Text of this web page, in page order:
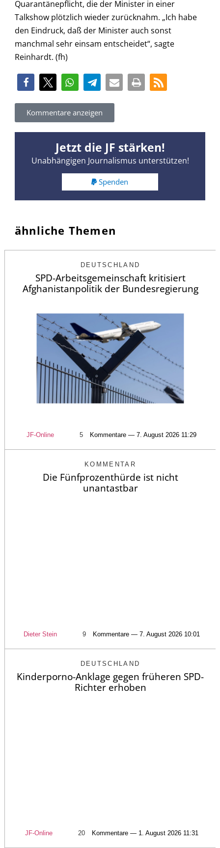
Quarantänepflicht, die der Minister in einer
Talkshow plötzlich wieder zurücknahm. „Ich habe
den Eindruck, daß der Minister auch sonst
manchmal sehr einsam entscheidet“, sagte
Reinhardt. (fh)
Kommentare anzeigen
Jetzt die JF stärken!
Unabhängigen Journalismus unterstützen!
Spenden
ähnliche Themen
DEUTSCHLAND
SPD-Arbeitsgemeinschaft kritisiert
Afghanistanpolitik der Bundesregierung
JF-Online 5 Kommentare — 7. August 2026 11:29
KOMMENTAR
Die Fünfprozenthürde ist nicht
unantastbar
Dieter Stein 9 Kommentare — 7. August 2026 10:01
DEUTSCHLAND
Kinderporno-Anklage gegen früheren SPD-
Richter erhoben
JF-Online 20 Kommentare — 1. August 2026 11:31